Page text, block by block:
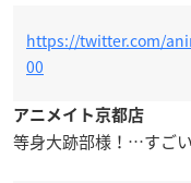
https://twitter.com/
00
アニメイト京都店
等身大跡部様！…すご